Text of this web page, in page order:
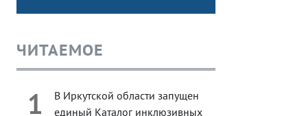
ЧИТАЕМОЕ
1
В Иркутской области запущен
единый Каталог инклюзивных